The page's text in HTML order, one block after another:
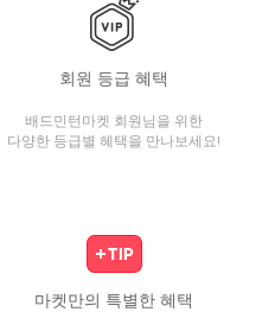
회원 등급 혜택
배드민턴마켓 회원님을 위한
다양한 등급별 혜택을 만나보세요!
마켓만의 특별한 혜택